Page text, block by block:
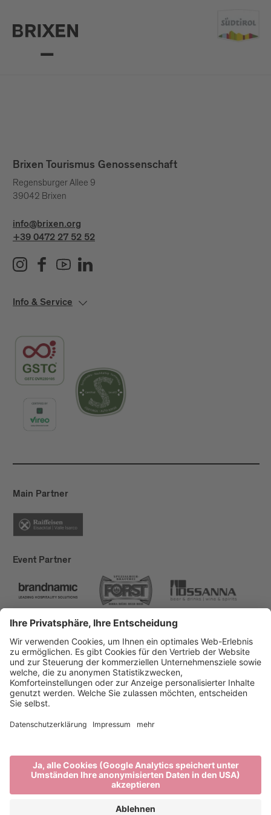
Brixen Tourismus Genossenschaft
Regensburger Allee 9
39042 Brixen
info@brixen.org
+39 0472 27 52 52
Info & Service
Main Partner
Event Partner
Brixen Tourismus
Privacy
Impressum
Förderungen
produced by